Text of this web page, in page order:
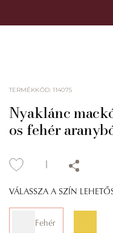
TERMÉKKÓD:114075
Nyaklánc
os fehér
VÁLASSZA A SZÍN
Fehér